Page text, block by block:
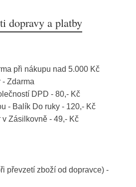
dopravy a platby
při nákupu nad 5.000 Kč
- Zdarma
DPD - 80,- Kč
- Balík Do ruky - 120,- Kč
v Zásilkovně - 49,- Kč
převzetí zboží od dopravce) -